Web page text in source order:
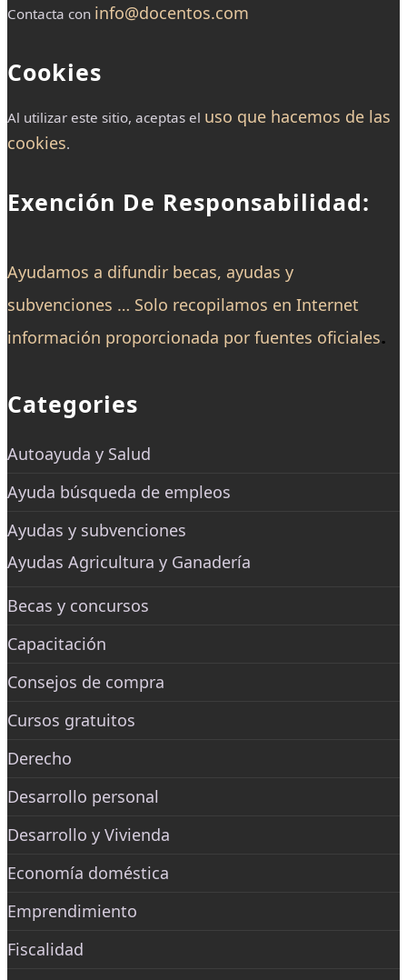
Contacta con info@docentos.com
Cookies
Al utilizar este sitio, aceptas el uso que hacemos de las
cookies.
Exención De Responsabilidad:
Ayudamos a difundir becas, ayudas y
subvenciones … Solo recopilamos en Internet
información proporcionada por fuentes oficiales.
Categories
Autoayuda y Salud
Ayuda búsqueda de empleos
Ayudas y subvenciones
Ayudas Agricultura y Ganadería
Becas y concursos
Capacitación
Consejos de compra
Cursos gratuitos
Derecho
Desarrollo personal
Desarrollo y Vivienda
Economía doméstica
Emprendimiento
Fiscalidad